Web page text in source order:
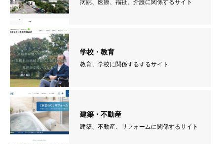
学校・教育
教育、学校に関係するするサイト
建築・不動産
建築、不動産、リフォームに関係するサイト